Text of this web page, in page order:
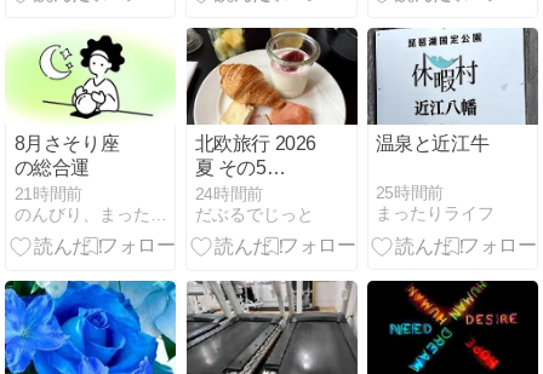
8月さそり座
の総合運
21時間前
北欧旅行 2026
夏 その5
Odense
Denmark
24時間前
だぶるでじっと
温泉と近江牛
25時間前
まったりライフ